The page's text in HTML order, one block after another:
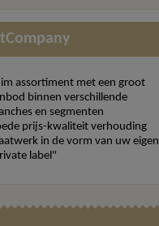
assortiment met een groot
binnen verschillende
en segmenten
prijs-kwaliteit verhouding
in de vorm van uw eigen
label"